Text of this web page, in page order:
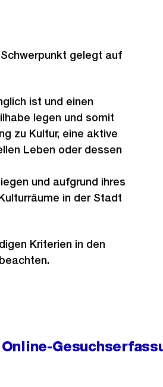
gelegt auf
ist und einen
legen und somit
zu Kultur, eine aktive
Leben oder dessen
und aufgrund ihres
in der Stadt
Kriterien in den